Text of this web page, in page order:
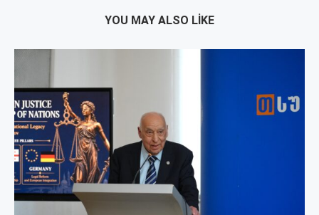
YOU MAY ALSO LIKE